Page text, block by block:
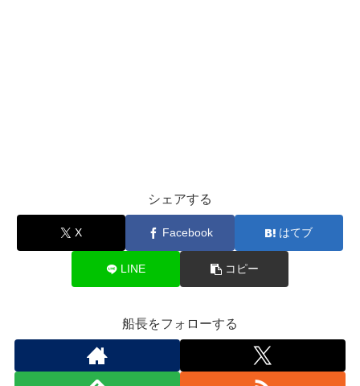
シェアする
X Facebook はてブ
LINE コピー
船長をフォローする